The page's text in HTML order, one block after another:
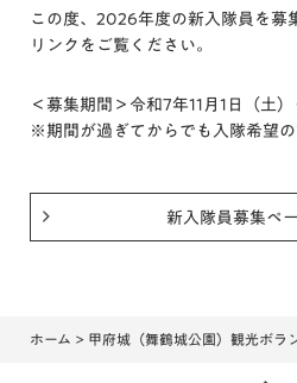
この度、2026年度の新入隊員を募
リンクをご覧ください。
＜募集期間＞令和7年11月1日（土
※期間が過ぎてからでも入隊希望の
新入隊員募集ペ
ホーム > 甲府城（舞鶴城公園）観光ボラ